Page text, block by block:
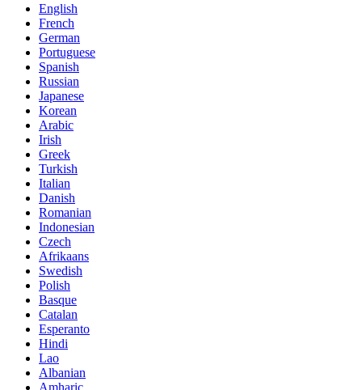
English
French
German
Portuguese
Spanish
Russian
Japanese
Korean
Arabic
Irish
Greek
Turkish
Italian
Danish
Romanian
Indonesian
Czech
Afrikaans
Swedish
Polish
Basque
Catalan
Esperanto
Hindi
Lao
Albanian
Amharic